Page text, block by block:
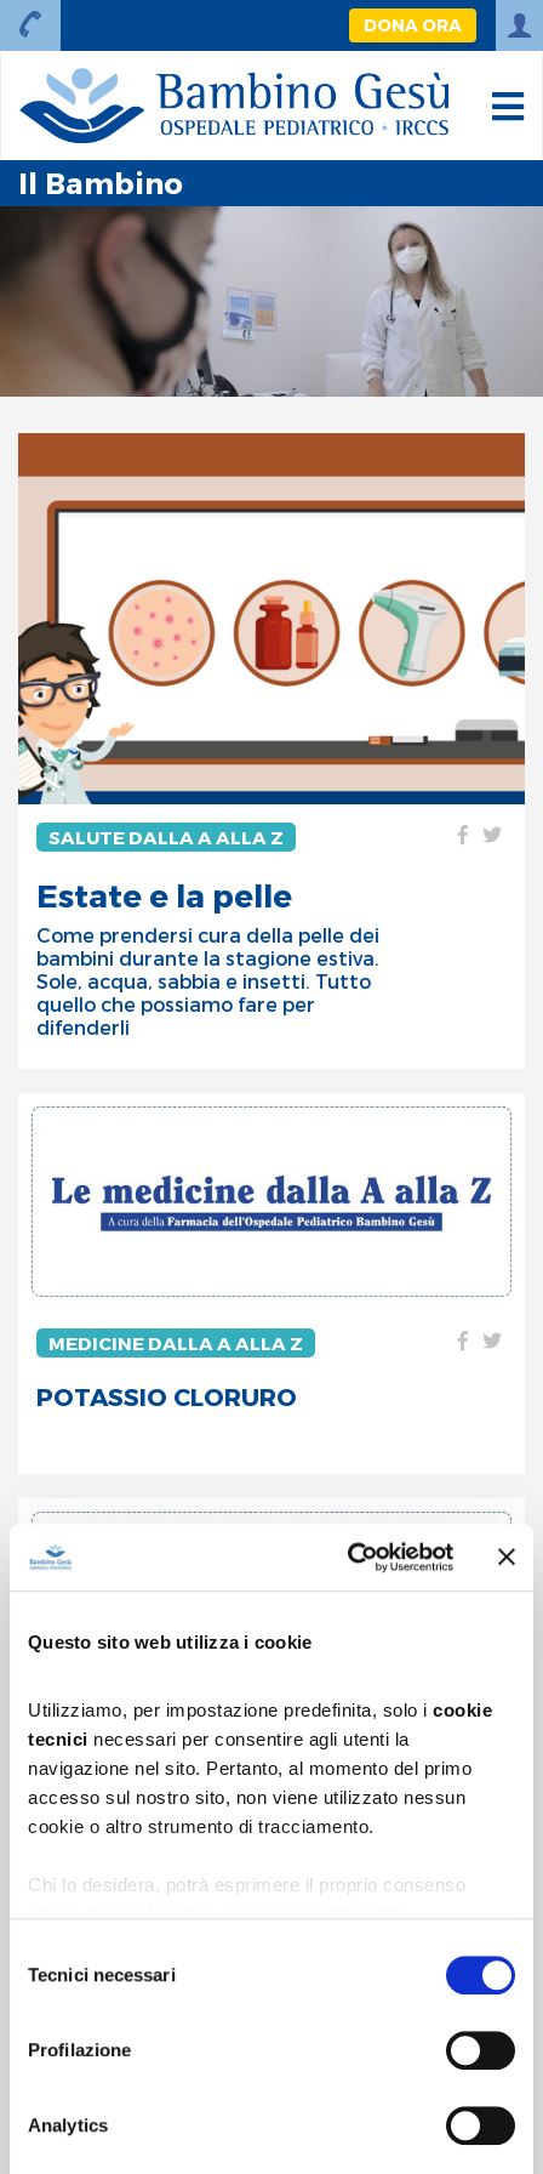
Questo sito web utilizza i cookie
Utilizziamo, per impostazione predefinita, solo i cookie
tecnici necessari per consentire agli utenti la
navigazione nel sito. Pertanto, al momento del primo
accesso sul nostro sito, non viene utilizzato nessun
cookie o altro strumento di tracciamento.
Chi lo desidera, potrà esprimere il proprio consenso
statistica delle scelte effettuate e per migliorare
per la creazione di profili in
base alle preferenze manifestate nell'ambito della
3.cookie di marketing
di terza parte per tracciare le
scelte effettuate sul sito web e presentare annunci
delTecnici necessari
Profilazione
Analytics
DONA ORA
Il Bambino
SALUTE DALLA A ALLA Z
Estate e la pelle
Come prendersi cura della pelle dei
bambini durante la stagione estiva.
Sole, acqua, sabbia e insetti. Tutto
quello che possiamo fare per
difenderli
MEDICINE DALLA A ALLA Z
POTASSIO CLORURO
MEDICINE DALLA A ALLA Z
PARACETAMOLO SUPPOSTE